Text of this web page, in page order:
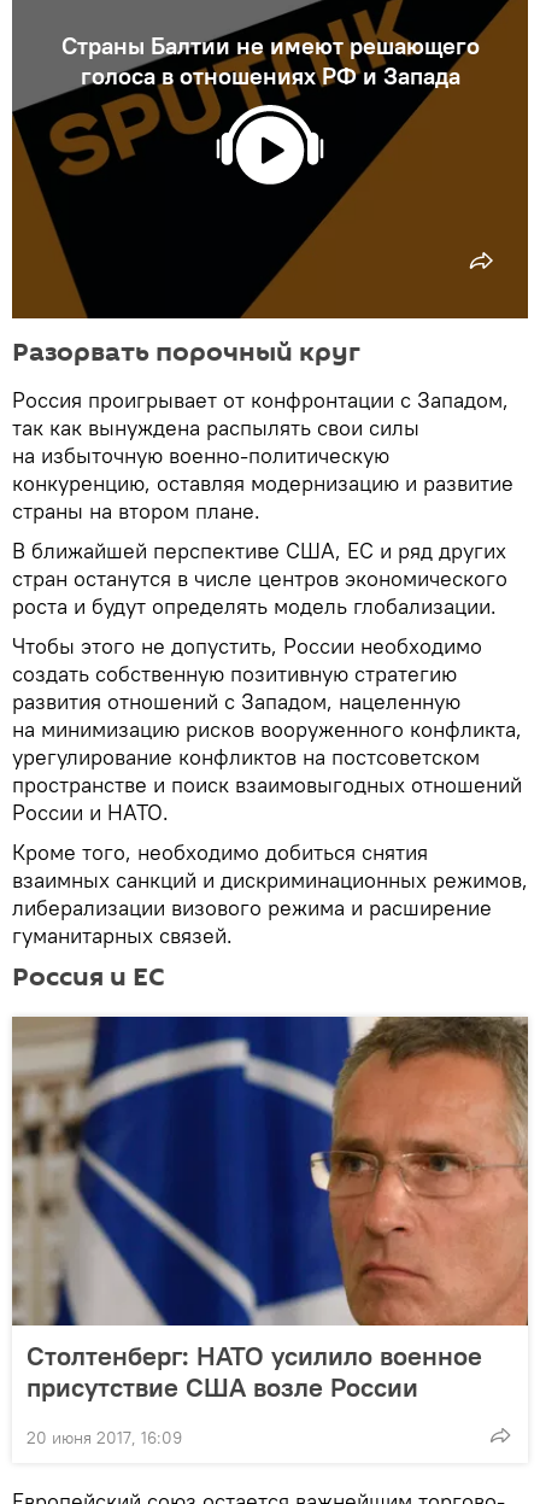
Страны Балтии не имеют решающего
голоса в отношениях РФ и Запада
Разорвать порочный круг
Россия проигрывает от конфронтации с Западом,
так как вынуждена распылять свои силы
на избыточную военно-политическую
конкуренцию, оставляя модернизацию и развитие
страны на втором плане.
В ближайшей перспективе США, ЕС и ряд других
стран останутся в числе центров экономического
роста и будут определять модель глобализации.
Чтобы этого не допустить, России необходимо
создать собственную позитивную стратегию
развития отношений с Западом, нацеленную
на минимизацию рисков вооруженного конфликта,
урегулирование конфликтов на постсоветском
пространстве и поиск взаимовыгодных отношений
России и НАТО.
Кроме того, необходимо добиться снятия
взаимных санкций и дискриминационных режимов,
либерализации визового режима и расширение
гуманитарных связей.
Россия и ЕС
Столтенберг: НАТО усилило военное
присутствие США возле России
20 июня 2017, 16:09